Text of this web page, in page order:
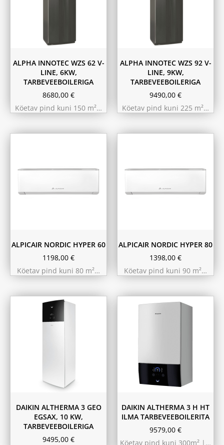
ALPHA INNOTEC WZS 62 V-
LINE, 6KW,
TARBEVEEBOILERIGA
8680,00 €
Köetav pind kuni 150 m²…
ALPHA INNOTEC WZS 92 V-
LINE, 9KW,
TARBEVEEBOILERIGA
9490,00 €
Köetav pind kuni 225 m²…
ALPICAIR NORDIC HYPER 60
1198,00 €
Köetav pind kuni 80 m²…
ALPICAIR NORDIC HYPER 80
1398,00 €
Köetav pind kuni 90 m²…
DAIKIN ALTHERMA 3 GEO
EGSAX, 10 KW,
TARBEVEEBOILERIGA
9495,00 €
10.44 kW 260m²
9.75 kW 220m²
DAIKIN ALTHERMA 3 H HT
ILMA TARBEVEEBOILERITA
9579,00 €
Köetav pind kuni 300m² |…